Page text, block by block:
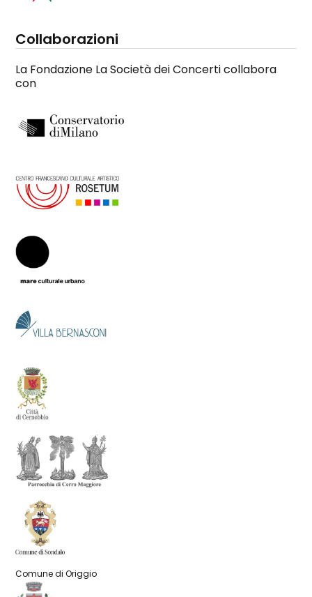
Collaborazioni
La Fondazione La Società dei Concerti collabora
con
Comune di Origgio